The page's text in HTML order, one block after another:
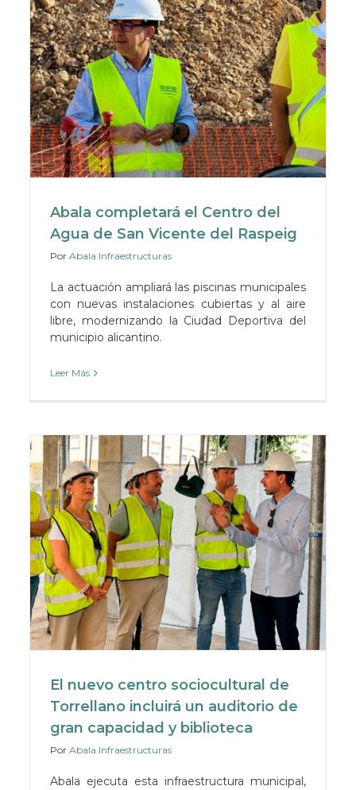
Abala completará el Centro del
Agua de San Vicente del Raspeig
PorAbala Infraestructuras
La actuación ampliará las piscinas municipales
con nuevas instalaciones cubiertas y al aire
libre, modernizando la Ciudad Deportiva del
municipio alicantino.
Leer Más
El nuevo centro sociocultural de
Torrellano incluirá un auditorio de
gran capacidad y biblioteca
PorAbala Infraestructuras
Abala ejecuta esta infraestructura municipal,